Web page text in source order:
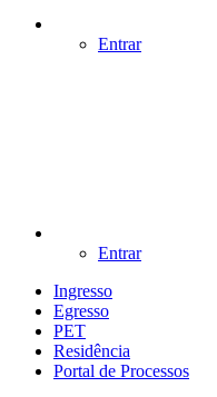
Entrar
Entrar
Ingresso
Egresso
PET
Residência
Portal de Processos